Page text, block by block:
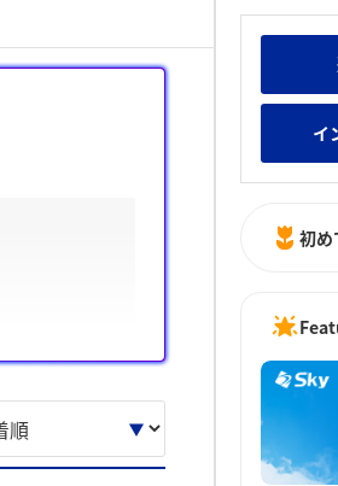
ング みんなの新卒就職人気企業ラン
28卒 IT・DX現場社員インタビ
さい。
イ
初め